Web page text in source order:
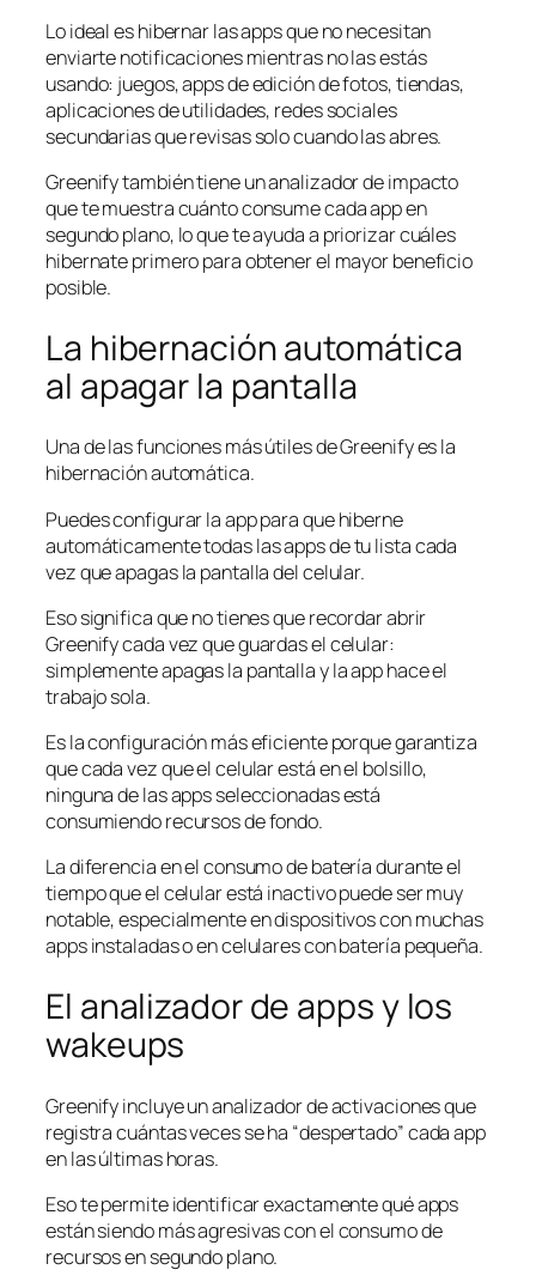
Lo ideal es hibernar las apps que no necesitan
enviarte notificaciones mientras no las estás
usando: juegos, apps de edición de fotos, tiendas,
aplicaciones de utilidades, redes sociales
secundarias que revisas solo cuando las abres.
Greenify también tiene un analizador de impacto
que te muestra cuánto consume cada app en
segundo plano, lo que te ayuda a priorizar cuáles
hibernate primero para obtener el mayor beneficio
posible.
La hibernación automática
al apagar la pantalla
Una de las funciones más útiles de Greenify es la
hibernación automática.
Puedes configurar la app para que hiberne
automáticamente todas las apps de tu lista cada
vez que apagas la pantalla del celular.
Eso significa que no tienes que recordar abrir
Greenify cada vez que guardas el celular:
simplemente apagas la pantalla y la app hace el
trabajo sola.
Es la configuración más eficiente porque garantiza
que cada vez que el celular está en el bolsillo,
ninguna de las apps seleccionadas está
consumiendo recursos de fondo.
La diferencia en el consumo de batería durante el
tiempo que el celular está inactivo puede ser muy
notable, especialmente en dispositivos con muchas
apps instaladas o en celulares con batería pequeña.
El analizador de apps y los
wakeups
Greenify incluye un analizador de activaciones que
registra cuántas veces se ha “despertado” cada app
en las últimas horas.
Eso te permite identificar exactamente qué apps
están siendo más agresivas con el consumo de
recursos en segundo plano.